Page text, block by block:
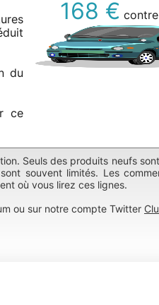
du
ce
168 €
Seuls des produits neufs
souvent limités. Les
où vous lirez ces lignes.
ou sur notre compte Twitter